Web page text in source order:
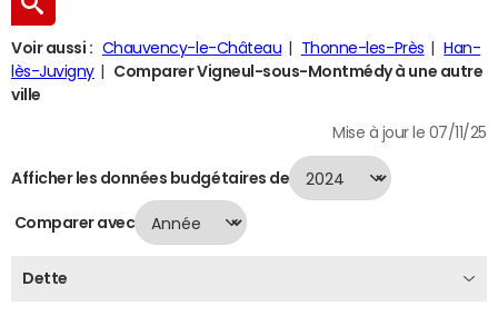
Voir aussi : Chauvency-le-Château Thonne-les-Près
Han-
lès-Juvigny
Comparer Vigneul-sous-Montmédy à une autre
ville
Mise à jour le 07/11/25
Afficher les données budgétaires de
Comparer avec
Dette